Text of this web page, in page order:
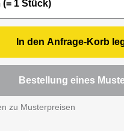
In den Anfrage-Korb
Bestellung eines
zu Musterpreisen